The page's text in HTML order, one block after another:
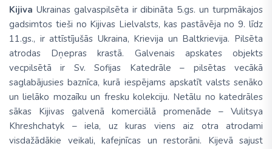
Kijiva Ukrainas galvaspilsēta ir dibināta 5.gs. un turpmākajos
gadsimtos tieši no Kijivas Lielvalsts, kas pastāvēja no 9. līdz
11.gs., ir attīstījušās Ukraina, Krievija un Baltkrievija. Pilsēta
atrodas Dņepras krastā. Galvenais apskates objekts
vecpilsētā ir Sv. Sofijas Katedrāle – pilsētas vecākā
saglabājusies baznīca, kurā iespējams apskatīt valsts senāko
un lielāko mozaīku un fresku kolekciju. Netālu no katedrāles
sākas Kijivas galvenā komerciālā promenāde – Vulitsya
Khreshchatyk – iela, uz kuras viens aiz otra atrodami
visdažādākie veikali, kafejnīcas un restorāni. Kijevā sajust